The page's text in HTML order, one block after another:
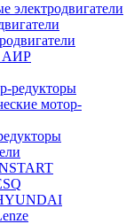
электродвигатели
АИР
редукторы
мотор-